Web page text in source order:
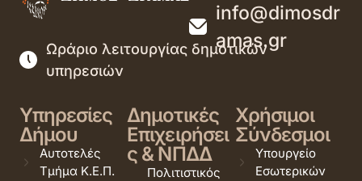
info@dimosdr
amas.gr
Ωράριο λειτουργίας δημοτικών
υπηρεσιών
Υπηρεσίες
Δήμου
Αυτοτελές
Τμήμα Κ.Ε.Π.
Δημοτικές
Επιχειρήσει
ς & ΝΠΔΔ
Πολιτιστικός
Χρήσιμοι
Σύνδεσμοι
Υπουργείο
Εσωτερικών